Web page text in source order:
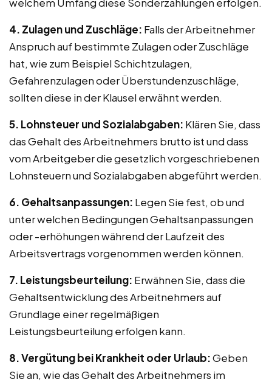
4. Zulagen und Zuschläge: Falls der Arbeitnehmer
Anspruch auf bestimmte Zulagen oder Zuschläge
hat, wie zum Beispiel Schichtzulagen,
Gefahrenzulagen oder Überstundenzuschläge,
sollten diese in der Klausel erwähnt werden.
5. Lohnsteuer und Sozialabgaben: Klären Sie, dass
das Gehalt des Arbeitnehmers brutto ist und dass
vom Arbeitgeber die gesetzlich vorgeschriebenen
Lohnsteuern und Sozialabgaben abgeführt werden.
6. Gehaltsanpassungen: Legen Sie fest, ob und
unter welchen Bedingungen Gehaltsanpassungen
oder -erhöhungen während der Laufzeit des
Arbeitsvertrags vorgenommen werden können.
7. Leistungsbeurteilung: Erwähnen Sie, dass die
Gehaltsentwicklung des Arbeitnehmers auf
Grundlage einer regelmäßigen
Leistungsbeurteilung erfolgen kann.
8. Vergütung bei Krankheit oder Urlaub:Geben
Sie an, wie das Gehalt des Arbeitnehmers im